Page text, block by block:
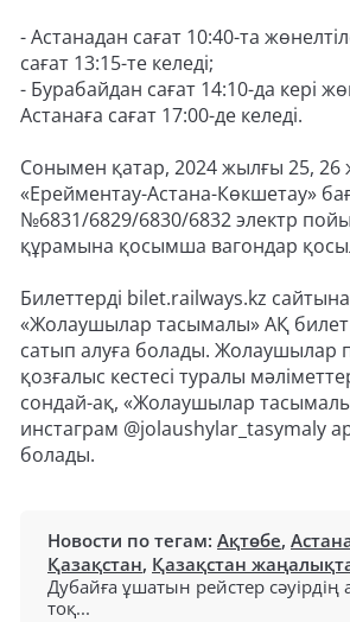
- Астанадан сағат 10:40-та
сағат 13:15-те келеді;
- Бурабайдан сағат 14:10-да кері
Астанаға сағат 17:00-де келеді.
Сонымен қатар, 2024 жылғы 25, 26
«Ерейментау-Астана-Көкшетау»
№6831/6829/6830/6832 электр
құрамына қосымша вагондар
Билеттерді bilet.railways.kz
«Жолаушылар тасымалы» АҚ
сатып алуға болады.
қозғалыс кестесі туралы
сондай-ақ, «Жолаушылар
инстаграм @jolaushylar_tasymaly
болады.
Новости по тегам: Ақтөбе,
Қазақстан, Қазақстан
Дубайға ұшатын рейстер сәуірдің
тоқ...